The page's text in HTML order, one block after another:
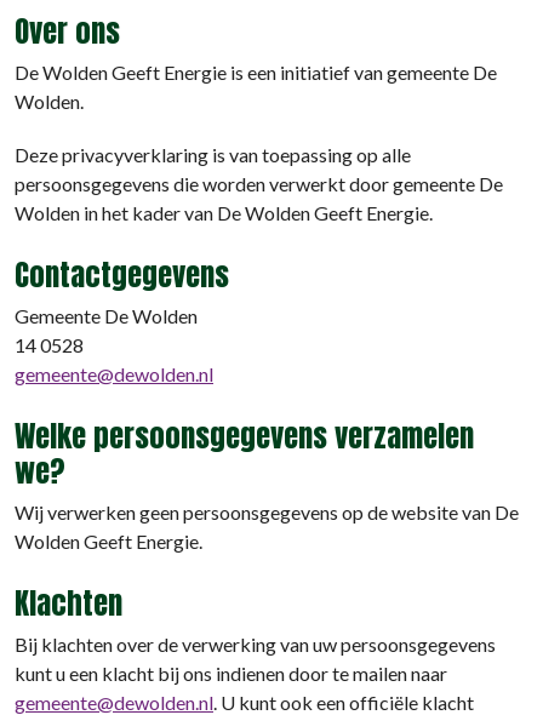
Over ons
De Wolden Geeft Energie is een initiatief van gemeente De
Wolden.
Deze privacyverklaring is van toepassing op alle
persoonsgegevens die worden verwerkt door gemeente De
Wolden in het kader van De Wolden Geeft Energie.
Contactgegevens
Gemeente De Wolden
14 0528
gemeente@dewolden.nl
Welke persoonsgegevens verzamelen
we?
Wij verwerken geen persoonsgegevens op de website van De
Wolden Geeft Energie.
Klachten
Bij klachten over de verwerking van uw persoonsgegevens
kunt u een klacht bij ons indienen door te mailen naar
gemeente@dewolden.nl. U kunt ook een officiële klacht